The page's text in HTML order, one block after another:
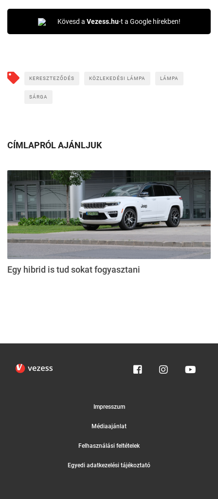
Kövesd a Vezess.hu-t a Google hírekben!
KERESZTEZŐDÉS KÖZLEKEDÉSI LÁMPA LÁMPA
SÁRGA
CÍMLAPRÓL AJÁNLJUK
Egy hibrid is tud sokat fogyasztani
Impresszum
Médiaajánlat
Felhasználási feltételek
Egyedi adatkezelési tájékoztató